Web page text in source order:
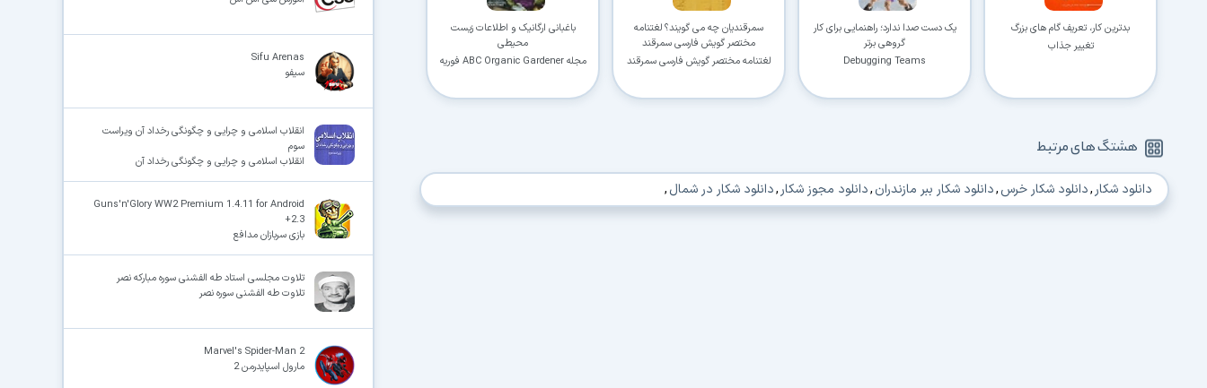
بدترین کار، تعریف گام های بزرگ
تغییر جذاب
یک دست صدا ندارد؛ راهنمایی برای کار
گروهی برتر
Debugging Teams
سمرقندیان چه می گویند؟ لغتنامه
مختصر گویش فارسی سمرقند
لغتنامه مختصر گویش فارسی سمرقند
باغبانی ارگانیک و اطلاعات زیست
محیطی
مجله ABC Organic Gardener فوریه
هشتگ های مرتبط
دانلود شکار ,دانلود شکار خرس,دانلود شکار ببر مازندران,دانلود مجوز شکار ,دانلود شکار در شمال,
Sifu Arenas
سیفو
انقلاب اسلامی و چرایی و چگونگی رخداد آن ویراست
سوم
انقلاب اسلامی و چرایی و چگونگی رخداد آن
Guns'n'Glory WW2 Premium 1.4.11 for Android
+2.3
بازی سربازان مدافع
تلاوت مجلسی استاد طه الفشنی سوره مبارکه نصر
تلاوت طه الفشنی سوره نصر
Marvel's Spider-Man 2
مارول اسپایدرمن 2
دانلود فوری و بی‌معطلی: حذف کامل صف و زمان انتظار برای تمام فایل‌ها
✓ حداکثر سرعت پهنای باند: استفاده از تمام سرعت اینترنت با ۳۲ کانکشن
⚡ ارتقا به حساب VIP و دانلود فوری